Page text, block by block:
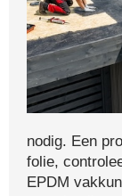
nodig. Een
folie,
EPDM